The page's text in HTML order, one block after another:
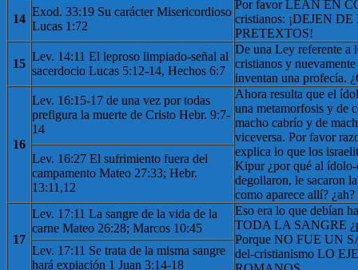
14
Exod. 33:19 Su carácter Misericordioso
Lucas 1:72
Por favor LEAN EN
cristianos: ¡DEJEN
PRETEXTOS!
15
Lev. 14:11 El leproso limpiado-señal al
sacerdocio Lucas 5:12-14, Hechos 6:7
De una Ley referente a
cristianos y
inventan una profecía.
16
Lev. 16:15-17 de una vez por todas
prefigura la muerte de Cristo Hebr. 9:7-
14
Ahora resulta que el
una metamorfosis y de
macho cabrío y de
viceversa. Por favor
explica lo que los
Kipur ¿por qué al
degollaron, le sacaron
como aparece allí? ¿ah?
Lev. 16:27 El sufrimiento fuera del
campamento Mateo 27:33; Hebr.
13:11,12
17
Lev. 17:11 La sangre de la vida de la
carne Mateo 26:28; Marcos 10:45
Eso era lo que debían
TODA LA SANGRE
Porque NO FUE UN
del-cristianismo LO
Lev. 17:11 Se trata de la misma sangre
hará expiación 1 Juan 3:14-18